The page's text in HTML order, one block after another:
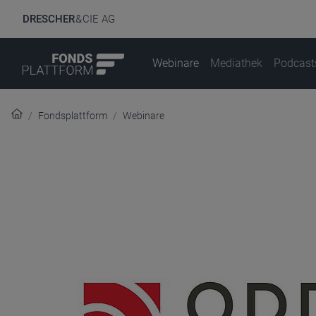
DRESCHER& CIE AG
Webinare Mediathek
Fondsplattform Webinare